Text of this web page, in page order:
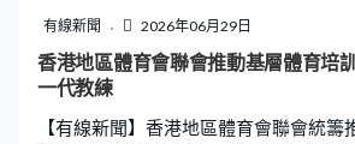
有線新聞 2026年06月29日
香港地區體育會聯會推動基層體育
一代教練
【有線新聞】香港地區體育會聯會統籌